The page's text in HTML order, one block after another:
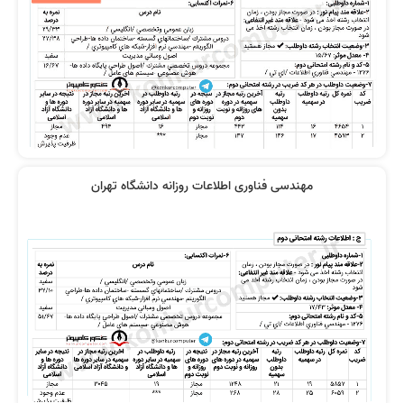
مهندسی فناوری اطلاعات روزانه دانشگاه تهران